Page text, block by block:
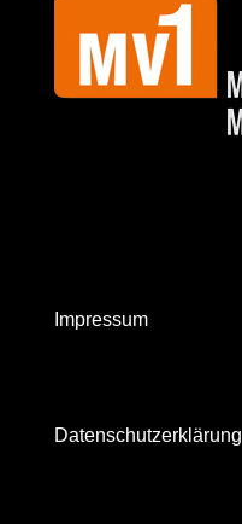
Impressum
Datenschutzerklärung